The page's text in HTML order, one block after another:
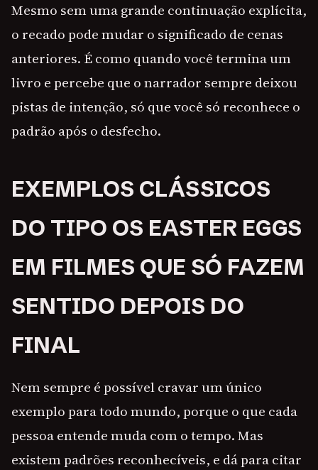
Mesmo sem uma grande continuação explícita,
o recado pode mudar o significado de cenas
anteriores. É como quando você termina um
livro e percebe que o narrador sempre deixou
pistas de intenção, só que você só reconhece o
padrão após o desfecho.
EXEMPLOS CLÁSSICOS
DO TIPO OS EASTER EGGS
EM FILMES QUE SÓ FAZEM
SENTIDO DEPOIS DO
FINAL
Nem sempre é possível cravar um único
exemplo para todo mundo, porque o que cada
pessoa entende muda com o tempo. Mas
existem padrões reconhecíveis, e dá para citar